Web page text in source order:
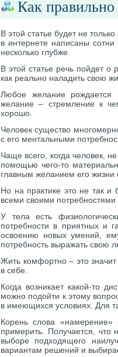
Как правильно
В этой статье будет не
в интернете написаны
несколько глубже.
В этой статье речь пойдет
как реально наладить свою
Любое желание рождается
желание – стремление к
хорошо.
Человек существо
с его ментальными
Чаще всего, когда человек,
помощью чего-то
главным желанием его жизни
Но на практике это не так и
всеми своими
У тела есть
потребности в приятных и
освоению новых умений,
потребность выражать свою
Жить комфортно – это
в себе.
Когда возникает какой-то
можно подойти к этому
в имеющихся условиях. Для
Корень слова
примерить. Получается, что
выборе подходящего
вариантам решений и